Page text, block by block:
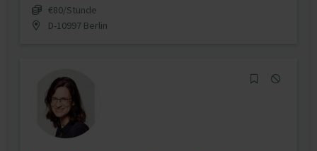
€80/Stunde
D-10997 Berlin